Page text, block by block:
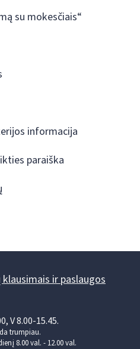
su mokesčiais“
informacija
paraiška
ir paslaugos
V 8.00-15.45.
trumpiau.
8.00 val. - 12.00 val.